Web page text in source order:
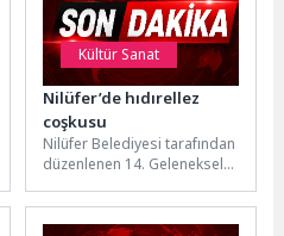
Kültür Sanat
Nilüfer’de hıdırellez
coşkusu
Nilüfer Belediyesi tarafından
düzenlenen 14. Geleneksel
Görükle sokaklarında büyük
bir...